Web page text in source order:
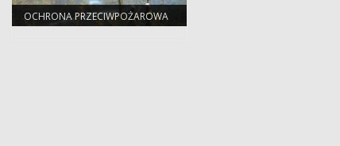
OCHRONA PRZECIWPOŻAROWA